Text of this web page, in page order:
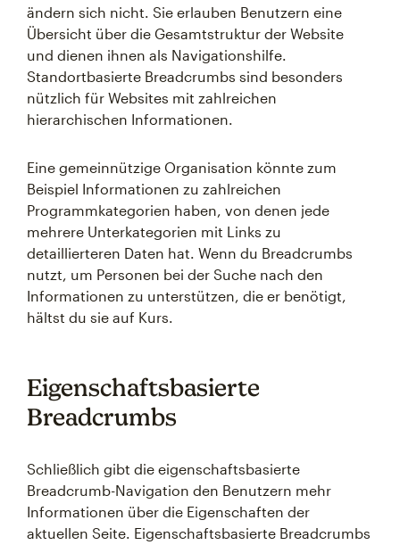
ändern sich nicht. Sie erlauben Benutzern eine
Übersicht über die Gesamtstruktur der Website
und dienen ihnen als Navigationshilfe.
Standortbasierte Breadcrumbs sind besonders
nützlich für Websites mit zahlreichen
hierarchischen Informationen.
Eine gemeinnützige Organisation könnte zum
Beispiel Informationen zu zahlreichen
Programmkategorien haben, von denen jede
mehrere Unterkategorien mit Links zu
detaillierteren Daten hat. Wenn du Breadcrumbs
nutzt, um Personen bei der Suche nach den
Informationen zu unterstützen, die er benötigt,
hältst du sie auf Kurs.
Eigenschaftsbasierte
Breadcrumbs
Schließlich gibt die eigenschaftsbasierte
Breadcrumb-Navigation den Benutzern mehr
Informationen über die Eigenschaften der
aktuellen Seite. Eigenschaftsbasierte Breadcrumbs